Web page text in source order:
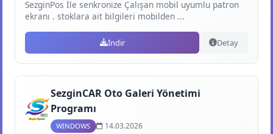
SezginPos İle senkronize Çalışan mobil uyumlu patron
ekranı . stoklara ait bilgileri mobilden ...
İndir Detay
SezginCAR Oto Galeri Yönetimi
Programı
WINDOWS 14.03.2026